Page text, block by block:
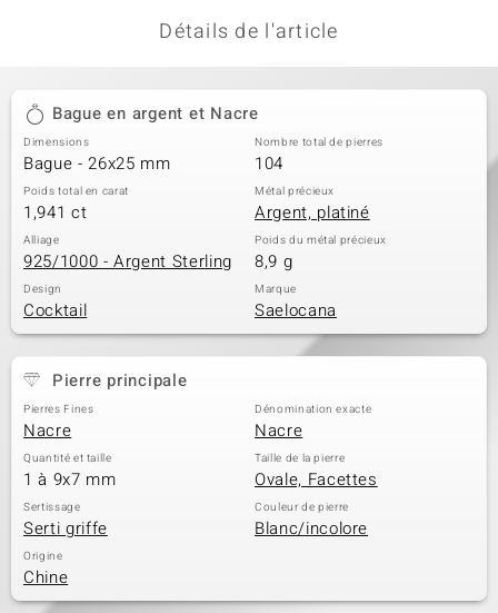
Détails de l'article
Bague en argent et Nacre
Dimensions
Bague - 26x25 mm
Nombre total de pierres
104
Poids total en carat
1,941 ct
Métal précieux
Argent, platiné
Alliage
925/1000 - Argent Sterling
Poids du métal précieux
8,9 g
Design
Cocktail
Marque
Saelocana
Pierre principale
Pierres Fines
Nacre
Dénomination exacte
Nacre
Quantité et taille
1 à 9x7 mm
Taille de la pierre
Ovale, Facettes
Sertissage
Serti griffe
Couleur de pierre
Blanc/incolore
Origine
Chine